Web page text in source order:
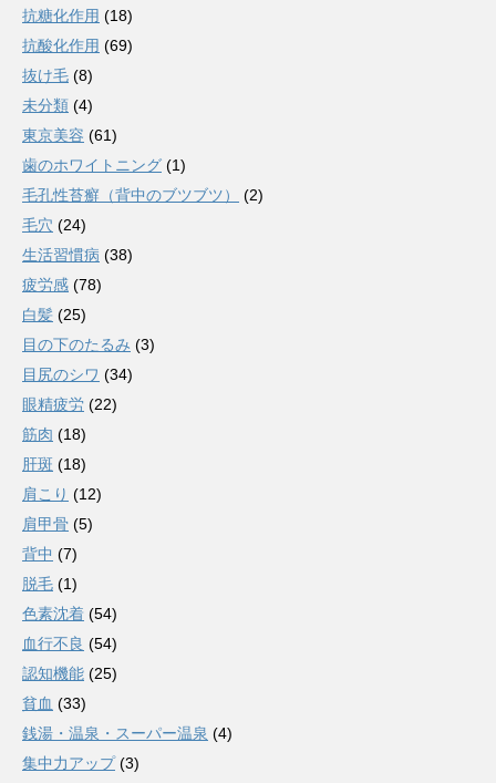
抗糖化作用 (18)
抗酸化作用 (69)
抜け毛 (8)
未分類 (4)
東京美容 (61)
歯のホワイトニング (1)
毛孔性苔癬（背中のブツブツ）
(2)
毛穴 (24)
生活習慣病 (38)
疲労感 (78)
白髪 (25)
目の下のたるみ (3)
目尻のシワ (34)
眼精疲労 (22)
筋肉 (18)
肝斑 (18)
肩こり (12)
肩甲骨 (5)
背中 (7)
脱毛 (1)
色素沈着 (54)
血行不良 (54)
認知機能 (25)
貧血 (33)
銭湯・温泉・スーパー温泉 (4)
集中力アップ(3)